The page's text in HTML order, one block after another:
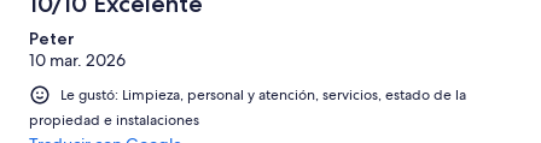
Peter
10 mar. 2026
Le gustó: Limpieza, personal y atención, servicios, estado de la
propiedad e instalaciones